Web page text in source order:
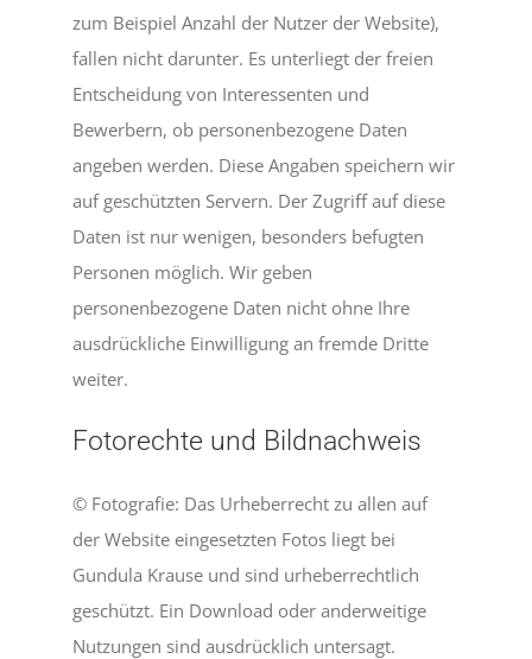
zum Beispiel Anzahl der Nutzer der Website),
fallen nicht darunter. Es unterliegt der freien
Entscheidung von Interessenten und
Bewerbern, ob personenbezogene Daten
angeben werden. Diese Angaben speichern wir
auf geschützten Servern. Der Zugriff auf diese
Daten ist nur wenigen, besonders befugten
Personen möglich. Wir geben
personenbezogene Daten nicht ohne Ihre
ausdrückliche Einwilligung an fremde Dritte
weiter.
Fotorechte und Bildnachweis
© Fotografie: Das Urheberrecht zu allen auf
der Website eingesetzten Fotos liegt bei
Gundula Krause und sind urheberrechtlich
geschützt. Ein Download oder anderweitige
Nutzungen sind ausdrücklich untersagt.